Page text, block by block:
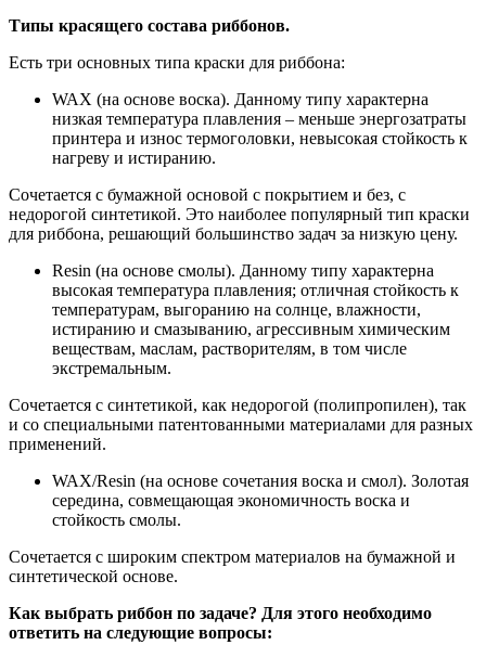
Типы красящего состава риббонов.
Есть три основных типа краски для риббона:
WAX (на основе воска). Данному типу характерна
низкая температура плавления – меньше энергозатраты
принтера и износ термоголовки, невысокая стойкость к
нагреву и истиранию.
Сочетается с бумажной основой с покрытием и без, с
недорогой синтетикой. Это наиболее популярный тип краски
для риббона, решающий большинство задач за низкую цену.
Resin (на основе смолы). Данному типу характерна
высокая температура плавления; отличная стойкость к
температурам, выгоранию на солнце, влажности,
истиранию и смазыванию, агрессивным химическим
веществам, маслам, растворителям, в том числе
экстремальным.
Сочетается с синтетикой, как недорогой (полипропилен), так
и со специальными патентованными материалами для разных
применений.
WAX/Resin (на основе сочетания воска и смол). Золотая
середина, совмещающая экономичность воска и
стойкость смолы.
Сочетается с широким спектром материалов на бумажной и
синтетической основе.
Как выбрать риббон по задаче? Для этого необходимо
ответить на следующие вопросы: